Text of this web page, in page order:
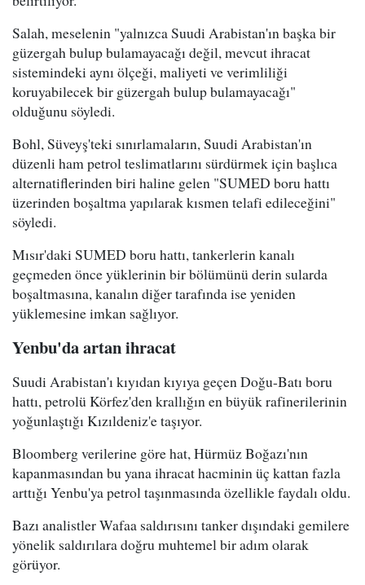
Salah, meselenin "yalnızca Suudi Arabistan'ın başka bir
güzergah bulup bulamayacağı değil, mevcut ihracat
sistemindeki aynı ölçeği, maliyeti ve verimliliği
koruyabilecek bir güzergah bulup bulamayacağı"
olduğunu söyledi.
Bohl, Süveyş'teki sınırlamaların, Suudi Arabistan'ın
düzenli ham petrol teslimatlarını sürdürmek için başlıca
alternatiflerinden biri haline gelen "SUMED boru hattı
üzerinden boşaltma yapılarak kısmen telafi edileceğini"
söyledi.
Mısır'daki SUMED boru hattı, tankerlerin kanalı
geçmeden önce yüklerinin bir bölümünü derin sularda
boşaltmasına, kanalın diğer tarafında ise yeniden
yüklemesine imkan sağlıyor.
Yenbu'da artan ihracat
Suudi Arabistan'ı kıyıdan kıyıya geçen Doğu-Batı boru
hattı, petrolü Körfez'den krallığın en büyük rafinerilerinin
yoğunlaştığı Kızıldeniz'e taşıyor.
Bloomberg verilerine göre hat, Hürmüz Boğazı'nın
kapanmasından bu yana ihracat hacminin üç kattan fazla
arttığı Yenbu'ya petrol taşınmasında özellikle faydalı oldu.
Bazı analistler Wafaa saldırısını tanker dışındaki gemilere
yönelik saldırılara doğru muhtemel bir adım olarak
görüyor.